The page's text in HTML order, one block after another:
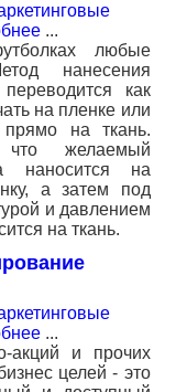
...
любые
нанесения
как
на пленке или
прямо на ткань.
что желаемый
наносится на
а затем под
и давлением
на ткань.
...
акций и прочих
целей - это